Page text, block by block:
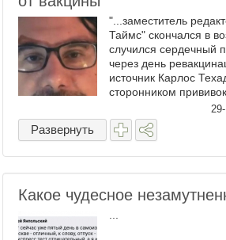
"...заместитель
Таймс" скончался в
случился сердечный
через день
источник Карлос
сторонником
бы в этой грязной
давно
Развернуть
Какое чудесное